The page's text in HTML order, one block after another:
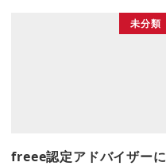
未分類
freee認定アドバイザーに